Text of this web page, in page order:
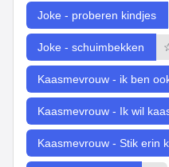
Joke - proberen kindjes
Joke - schuimbekken
Kaasmevrouw - ik ben
Kaasmevrouw - Ik wil
Kaasmevrouw - Stik erin